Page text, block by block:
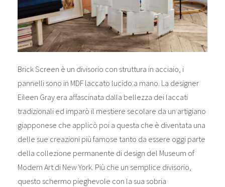
Brick Screen è un divisorio con struttura in acciaio, i
pannelli sono in MDF laccato lucido a mano. La designer
Eileen Gray era affascinata dalla bellezza dei laccati
tradizionali ed imparò il mestiere secolare da un artigiano
giapponese che applicò poi a questa che è diventata una
delle sue creazioni più famose tanto da essere oggi parte
della collezione permanente di design del Museum of
Modern Art di New York. Più che un semplice divisorio,
questo schermo pieghevole con la sua sobria